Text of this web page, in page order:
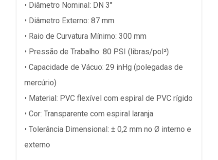
• Diâmetro Nominal: DN 3"
• Diâmetro Externo: 87 mm
• Raio de Curvatura Mínimo: 300 mm
• Pressão de Trabalho: 80 PSI (libras/pol²)
• Capacidade de Vácuo: 29 inHg (polegadas de
mercúrio)
• Material: PVC flexível com espiral de PVC rígido
• Cor: Transparente com espiral laranja
• Tolerância Dimensional: ± 0,2 mm no Ø interno e
externo